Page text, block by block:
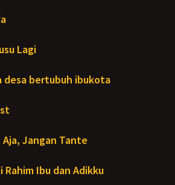
Lagi
desa bertubuh ibukota
Jangan Tante
Rahim Ibu dan Adikku